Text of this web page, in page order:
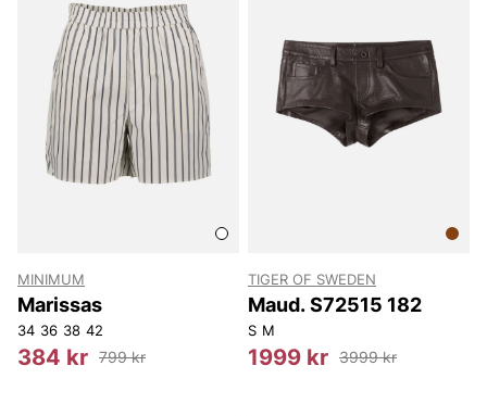
MINIMUM
Marissas
34 36 38 42
384 kr 799 kr
TIGER OF SWEDEN
Maud. S72515 182
S M
1999 kr 3999 kr